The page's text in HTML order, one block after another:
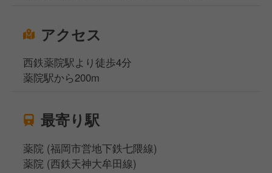
アクセス
西鉄薬院駅より徒歩4分
薬院駅から200m
最寄り駅
薬院 (福岡市営地下鉄七隈線)
薬院 (西鉄天神大牟田線)